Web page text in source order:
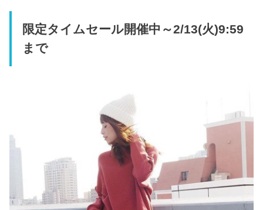
限定タイムセール開催中～2/13(火)9:59
まで